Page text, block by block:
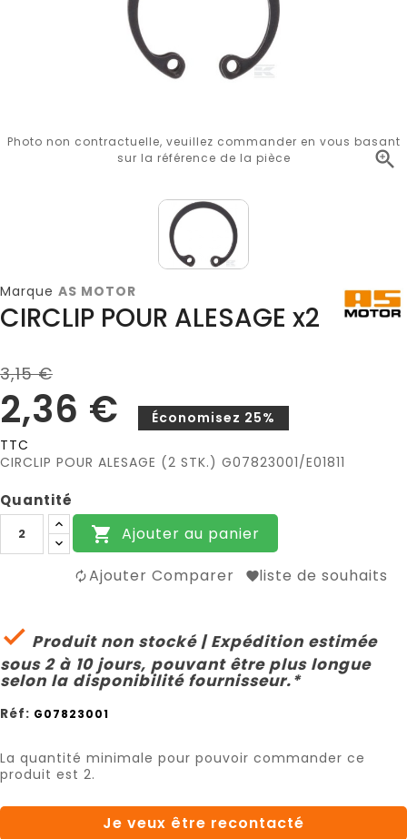

Photo non contractuelle, veuillez commander en vous basant
sur la référence de la pièce
Marque AS MOTOR
CIRCLIP POUR ALESAGE x2
3,15 €
2,36 €
Économisez 25%
TTC
CIRCLIP POUR ALESAGE (2 STK.) G07823001/E01811
Quantité
 Ajouter au panier
Ajouter Comparer liste de souhaits
 Produit non stocké | Expédition estimée
sous 2 à 10 jours, pouvant être plus longue
selon la disponibilité fournisseur.*
Réf: G07823001
La quantité minimale pour pouvoir commander ce
produit est 2.
Je veux être recontacté